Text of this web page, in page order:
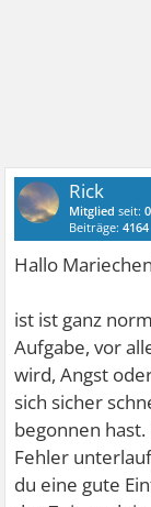
Rick
Mitglied seit:
Beiträge:4164
Hallo
ist ist ganz
Aufgabe, vor
wird, Angst
sich sicher
begonnen hast.
Fehler
du eine gute